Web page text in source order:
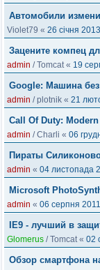
Автомобили
Violet79 « 26 січня
Зацените компец
admin /Tomcat« 19
Google: Машина
admin /plotnik « 21
Call Of Duty: Modern
admin /Charli « 06
Пираты
admin « 04 листопада
Microsoft
admin « 06 серпня
IE9 - лучший в
Glomerus /Tomcat« 02
Обзор смартфона